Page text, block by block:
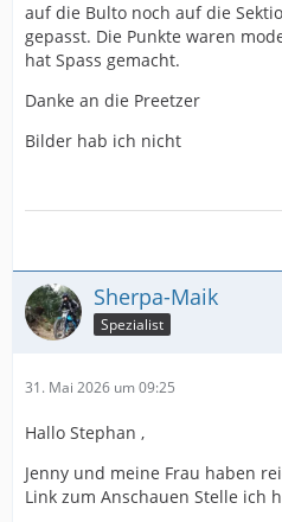
auf die Bulto noch auf die
gepasst. Die Punkte waren
hat Spass gemacht.
Danke an die Preetzer
Bilder hab ich nicht
Sherpa-Maik
Spezialist
31. Mai 2026 um 09:25
Hallo Stephan ,
Jenny und meine Frau haben
Link zum Anschauen Stelle ich